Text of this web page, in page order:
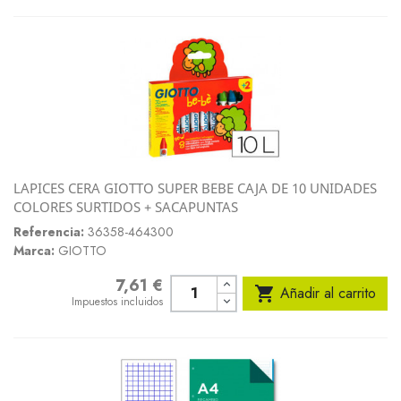
LAPICES CERA GIOTTO SUPER BEBE CAJA DE 10 UNIDADES
COLORES SURTIDOS + SACAPUNTAS
Referencia: 36358-464300
Marca: GIOTTO
7,61 €
Impuestos incluidos  Añadir al carrito